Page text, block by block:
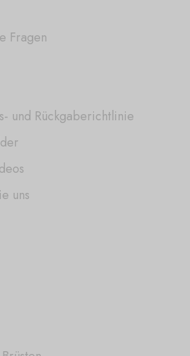
Fragen
und Rückgaberichtlinie
uns